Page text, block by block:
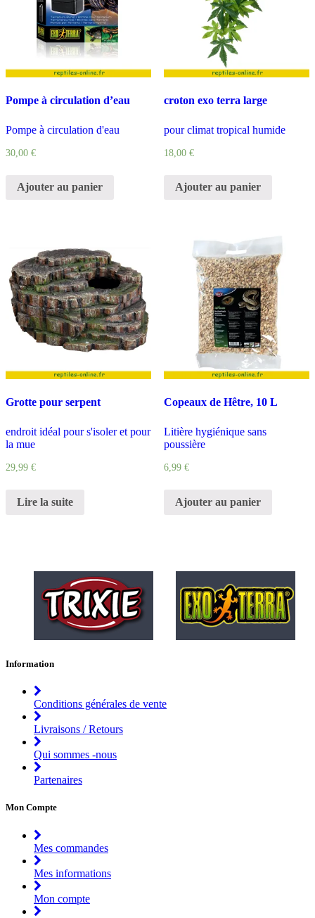
Pompe à circulation d’eau
Pompe à circulation d'eau
30,00 €
Ajouter au panier
croton exo terra large
pour climat tropical humide
18,00 €
Ajouter au panier
Grotte pour serpent
endroit idéal pour s'isoler et pour
la mue
29,99 €
Lire la suite
Copeaux de Hêtre, 10 L
Litière hygiénique sans
poussière
6,99 €
Ajouter au panier
Information
Conditions générales de vente
Livraisons / Retours
Qui sommes -nous
Partenaires
Mon Compte
Mes commandes
Mes informations
Mon compte